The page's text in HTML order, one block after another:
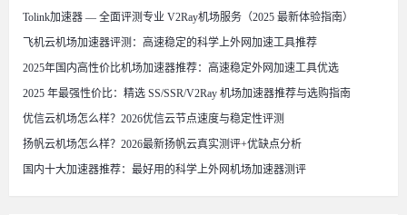
Tolink加速器 — 全面评测专业 V2Ray机场服务（2025 最新体验指南）
飞机云机场加速器评测：高速稳定的科学上外网加速工具推荐
2025年国内高性价比机场加速器推荐：高速稳定外网加速工具优选
2025 年最强性价比：精选 SS/SSR/V2Ray 机场加速器推荐与选购指南
优信云机场怎么样？2026优信云节点速度与稳定性评测
扬帆云机场怎么样？2026最新扬帆云真实测评+优缺点分析
国内十大加速器推荐：最好用的科学上外网机场加速器测评